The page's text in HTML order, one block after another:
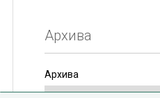
Архива
Архива